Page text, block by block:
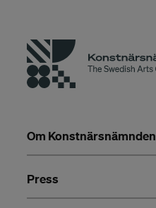
Om Konstnärsnämnden
Press